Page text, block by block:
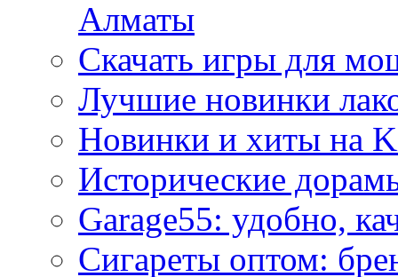
Алматы
Скачать игры для
Лучшие новинки
Новинки и хиты на
Исторические
Garage55: удобно,
Сигареты оптом: